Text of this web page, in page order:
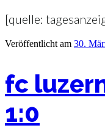
[quelle:
Veröffentlicht am 30.
fc
1:0